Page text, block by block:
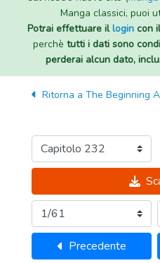
Manga classici, puoi
Potrai effettuare illogincon
perchè tutti i dati sono
perderai alcun dato,
Ritorna a The Beginning
Precedente